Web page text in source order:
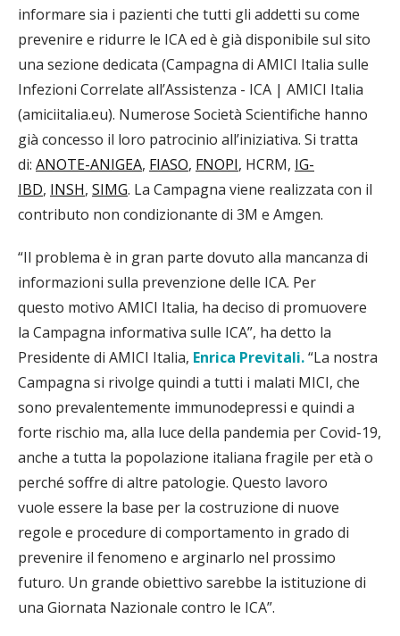
informare sia i pazienti che tutti gli addetti su come
prevenire e ridurre le ICA ed è già disponibile sul sito
una sezione dedicata (Campagna di AMICI Italia sulle
Infezioni Correlate all’Assistenza - ICA | AMICI Italia
(amiciitalia.eu). Numerose Società Scientifiche hanno
già concesso il loro patrocinio all’iniziativa. Si tratta
di: ANOTE-ANIGEA, FIASO, FNOPI, HCRM, IG-
IBD, INSH, SIMG. La Campagna viene realizzata con il
contributo non condizionante di 3M e Amgen.
“Il problema è in gran parte dovuto alla mancanza di
informazioni sulla prevenzione delle ICA. Per
questo motivo AMICI Italia, ha deciso di promuovere
la Campagna informativa sulle ICA”, ha detto la
Presidente di AMICI Italia, Enrica Previtali.“La nostra
Campagna si rivolge quindi a tutti i malati MICI, che
sono prevalentemente immunodepressi e quindi a
forte rischio ma, alla luce della pandemia per Covid-19,
anche a tutta la popolazione italiana fragile per età o
perché soffre di altre patologie. Questo lavoro
vuole essere la base per la costruzione di nuove
regole e procedure di comportamento in grado di
prevenire il fenomeno e arginarlo nel prossimo
futuro. Un grande obiettivo sarebbe la istituzione di
una Giornata Nazionale contro le ICA”.